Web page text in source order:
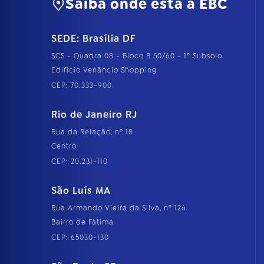
Saiba onde está a EBC
SEDE: Brasília DF
SCS - Quadra 08 - Bloco B 50/60 - 1º Subsolo
Edifício Venâncio Shopping
CEP: 70.333-900
Rio de Janeiro RJ
Rua da Relação, nº 18
Centro
CEP: 20.231-110
São Luís MA
Rua Armando Vieira da Silva, nº 126
Bairro de Fátima
CEP: 65030-130